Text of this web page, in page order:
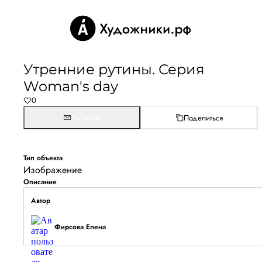
Утренние рутины. Серия
Woman's day
0
Поделиться
Тип объекта
Изображение
Описание
Автор
Фирсова Елена